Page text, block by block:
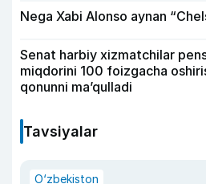
Nega Xabi Alonso aynan
Senat harbiy xizmatchilar
miqdorini 100 foizgacha
qonunni ma’qulladi
Tavsiyalar
O‘zbekiston